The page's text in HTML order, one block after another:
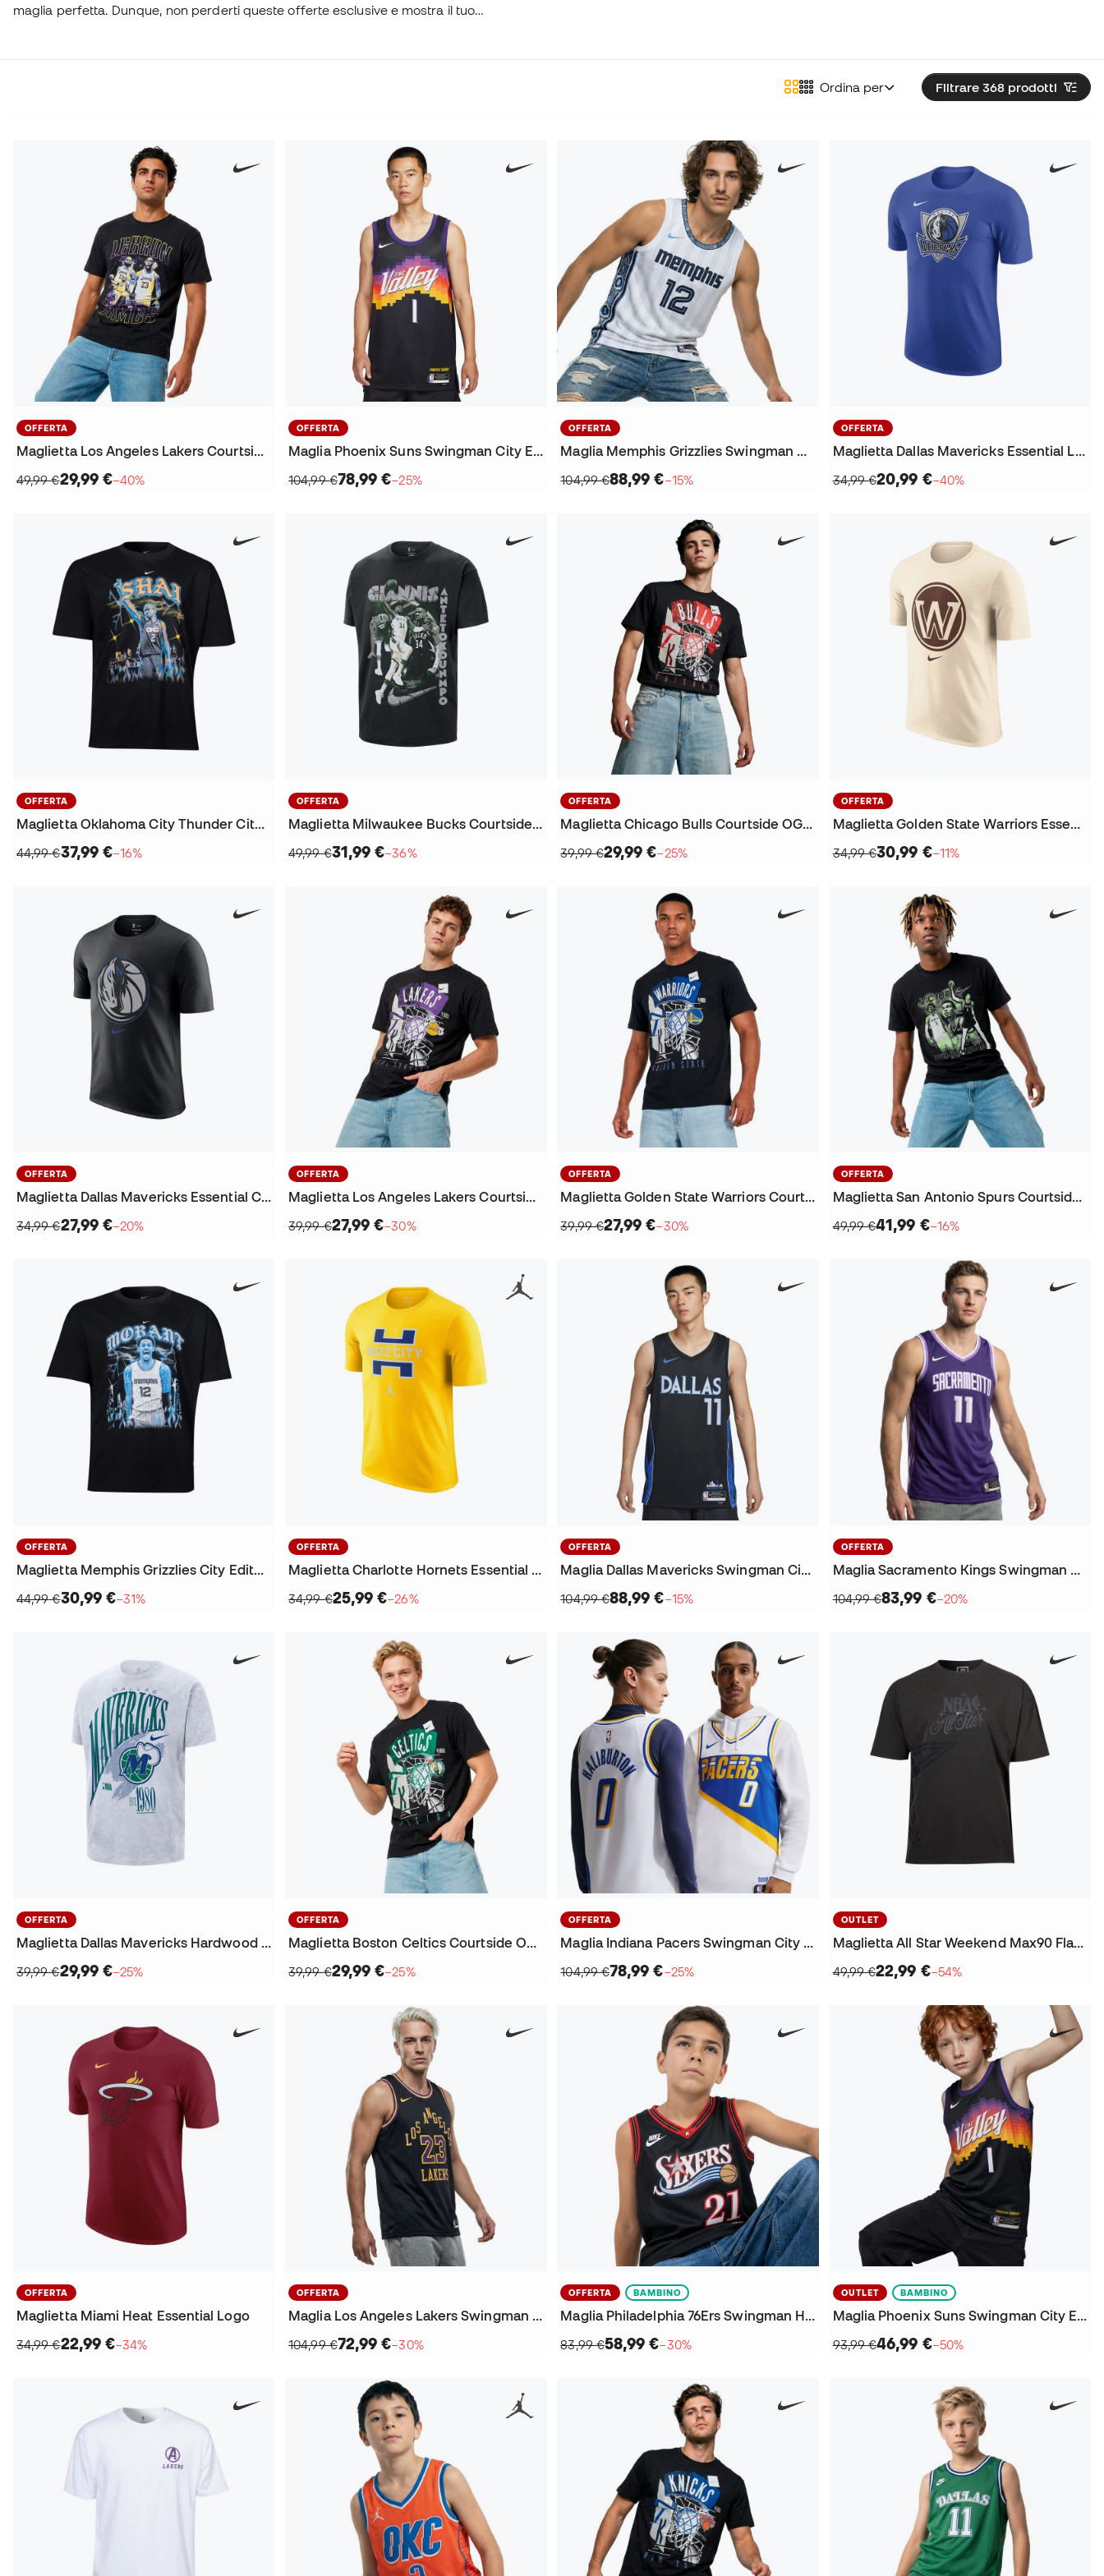
maglia perfetta. Dunque, non perderti queste offerte esclusive e mostra il tuo
Filtrare 368 prodotti
Ordina per
OFFERTA
Maglietta Los Angeles Lakers Courtside OGC Lebron James
49,99 €29,99 €−40%
OFFERTA
Maglia Phoenix Suns Swingman City Edition Devin Booker
104,99 €78,99 €−25%
OFFERTA
Maglia Memphis Grizzlies Swingman City Edition Ja Morant
104,99 €88,99 €−15%
OFFERTA
Maglietta Dallas Mavericks Essential Logo
34,99 €20,99 €−40%
OFFERTA
Maglietta Oklahoma City Thunder City Edition Player Shai Gilgeous-Alexander
44,99 €37,99 €−16%
OFFERTA
Maglietta Milwaukee Bucks Courtside OGC Giannis Antetokounmpo
49,99 €31,99 €−36%
OFFERTA
Maglietta Chicago Bulls Courtside OGC Vintage
39,99 €29,99 €−25%
OFFERTA
Maglietta Golden State Warriors Essential City Edition
34,99 €30,99 €−11%
OFFERTA
Maglietta Dallas Mavericks Essential City Edition
34,99 €27,99 €−20%
OFFERTA
Maglietta Los Angeles Lakers Courtside OGC Vintage
39,99 €27,99 €−30%
OFFERTA
Maglietta Golden State Warriors Courtside OGC Vintage
39,99 €27,99 €−30%
OFFERTA
Maglietta San Antonio Spurs Courtside OGC Victor Wembanyama
49,99 €41,99 €−16%
OFFERTA
Maglietta Memphis Grizzlies City Editon Player Ja Morant
44,99 €30,99 €−31%
OFFERTA
Maglietta Charlotte Hornets Essential City Edition
34,99 €25,99 €−26%
OFFERTA
Maglia Dallas Mavericks Swingman City Edition Kyrie Irving
104,99 €88,99 €−15%
OFFERTA
Maglia Sacramento Kings Swingman City Edition Domantas Sabonis
104,99 €83,99 €−20%
OFFERTA
Maglietta Dallas Mavericks Hardwood Classics Champions
39,99 €29,99 €−25%
OFFERTA
Maglietta Boston Celtics Courtside OGC Vintage
39,99 €29,99 €−25%
OFFERTA
Maglia Indiana Pacers Swingman City Edition Tyrese Haliburton
104,99 €78,99 €−25%
OUTLET
Maglietta All Star Weekend Max90 Flash
49,99 €22,99 €−54%
OFFERTA
Maglietta Miami Heat Essential Logo
34,99 €22,99 €−34%
OFFERTA
Maglia Los Angeles Lakers Swingman City Edition Lebron James
104,99 €72,99 €−30%
OFFERTA BAMBINO
Maglia Philadelphia 76Ers Swingman Hardwood Classics Joel Embiid da Bambino
83,99 €58,99 €−30%
OUTLET BAMBINO
Maglia Phoenix Suns Swingman City Edition Devin Booker da Bambino
93,99 €46,99 €−50%